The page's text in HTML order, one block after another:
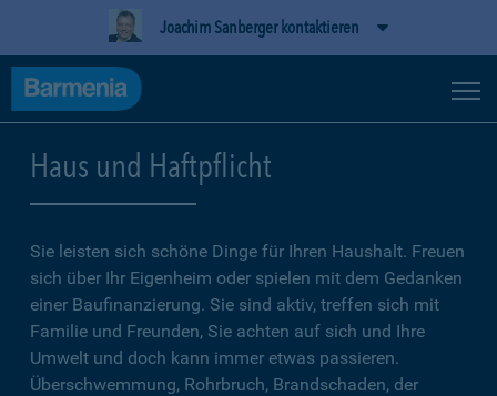
Joachim Sanberger kontaktieren
Haus und Haftpflicht
Sie leisten sich schöne Dinge für Ihren Haushalt. Freuen
sich über Ihr Eigenheim oder spielen mit dem Gedanken
einer Baufinanzierung. Sie sind aktiv, treffen sich mit
Familie und Freunden, Sie achten auf sich und Ihre
Umwelt und doch kann immer etwas passieren.
Überschwemmung, Rohrbruch, Brandschaden, der